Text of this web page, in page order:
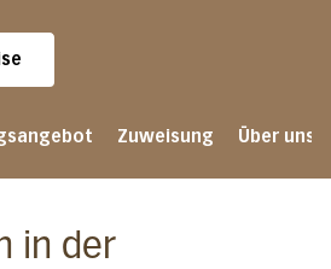
Zuweisung Über uns
in der